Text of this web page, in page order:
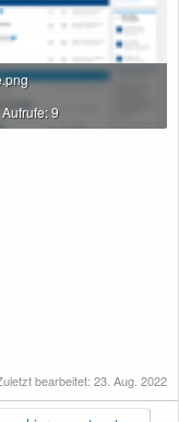
Aufrufe: 9
bearbeitet: 23. Aug. 2022